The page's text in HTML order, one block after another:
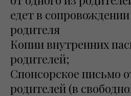
едет в
родителя
Копии внутренних
родителей;
Спонсорское письмо
родителей (в